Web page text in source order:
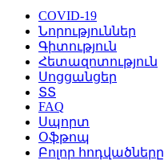
COVID-19
Նորություններ
Գիտություն
Հետազոտություն
Սոցցանցեր
ՏՏ
FAQ
Սպորտ
Օֆթոպ
Բոլոր հոդվածները